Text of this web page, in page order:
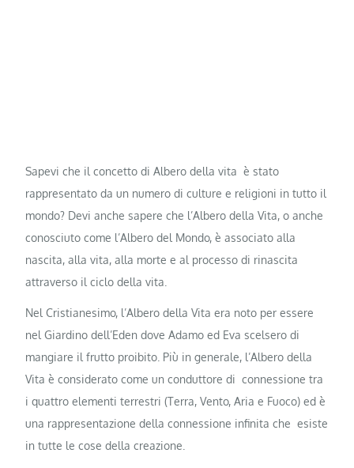
Sapevi che il concetto di Albero della vita è stato
rappresentato da un numero di culture e religioni in tutto il
mondo? Devi anche sapere che l’Albero della Vita, o anche
conosciuto come l’Albero del Mondo, è associato alla
nascita, alla vita, alla morte e al processo di rinascita
attraverso il ciclo della vita.
Nel Cristianesimo, l’Albero della Vita era noto per essere
nel Giardino dell’Eden dove Adamo ed Eva scelsero di
mangiare il frutto proibito. Più in generale, l’Albero della
Vita è considerato come un conduttore di connessione tra
i quattro elementi terrestri (Terra, Vento, Aria e Fuoco) ed è
una rappresentazione della connessione infinita che esiste
in tutte le cose della creazione.